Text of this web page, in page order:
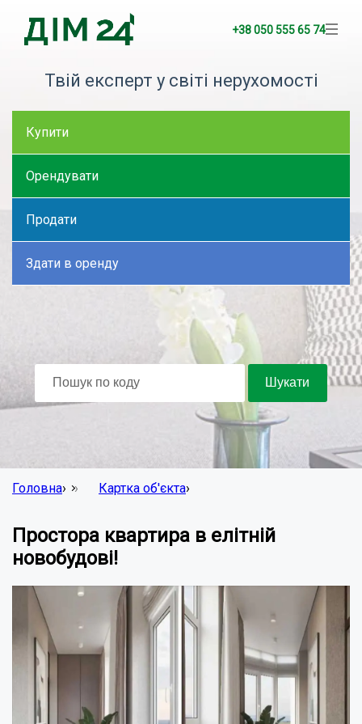
+38 050 555 65 74
Твій експерт у світі нерухомості
Купити
Орендувати
Продати
Здати в оренду
Головна› Картка об'єкта›
Простора квартира в елітній
новобудові!